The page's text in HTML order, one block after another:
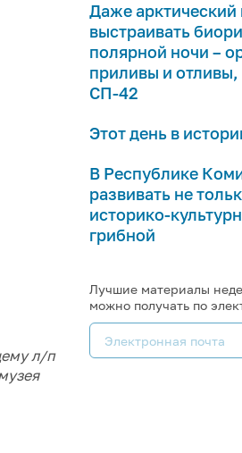
л/п
Даже арктический
выстраивать
полярной ночи –
приливы и отливы,
СП-42
Этот день в
В Республике
развивать не
историко-
грибной
Лучшие материалы
можно получать по